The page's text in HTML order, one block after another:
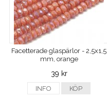
Facetterade glaspärlor - 2,5x1,5
mm, orange
39 kr
INFO KÖP